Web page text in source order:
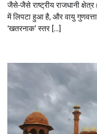
जैसे-जैसे राष्ट्रीय राजधानी
में लिपटा हुआ है, और वायु
‘खतरनाक’ स्तर […]